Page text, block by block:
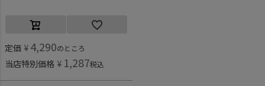
定価 ¥ 4,290のところ
当店特別価格 ¥ 1,287税込